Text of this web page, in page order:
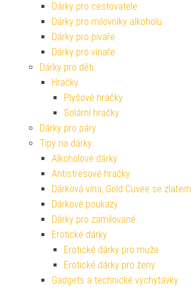
Dárky pro cestovatele
Dárky pro milovníky alkoholu
Dárky pro pivaře
Dárky pro vinaře
Dárky pro děti
Hračky
Plyšové hračky
Solární hračky
Dárky pro páry
Tipy na dárky
Alkoholové dárky
Antistresové hračky
Dárková vína, Gold Cuvee se zlatem
Dárkové poukazy
Dárky pro zamilované
Erotické dárky
Erotické dárky pro muže
Erotické dárky pro ženy
Gadgets a technické vychytávky